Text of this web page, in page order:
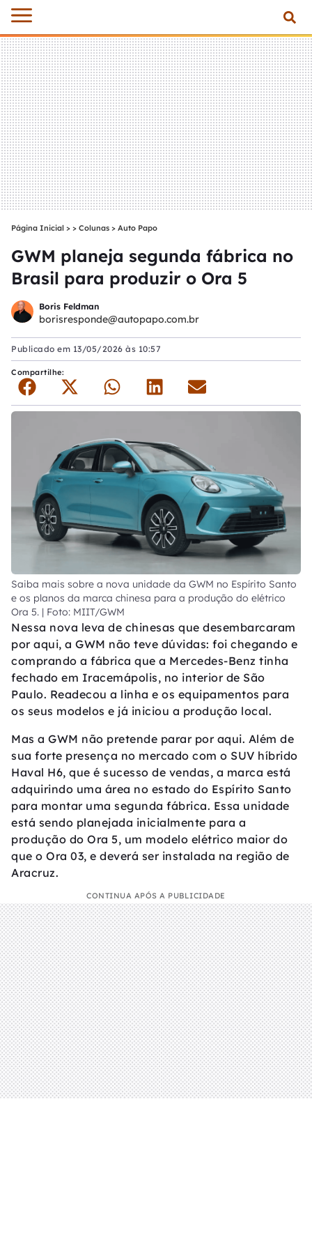
Página Inicial > Colunas > Auto Papo
GWM planeja segunda fábrica no
Brasil para produzir o Ora 5
Boris Feldman
borisresponde@autopapo.com.br
Publicado em 13/05/2026 às 10:57
Compartilhe:
Saiba mais sobre a nova unidade da GWM no Espírito Santo
e os planos da marca chinesa para a produção do elétrico
Ora 5. | Foto: MIIT/GWM
Nessa nova leva de chinesas que desembarcaram
por aqui, a GWM não teve dúvidas: foi chegando e
comprando a fábrica que a Mercedes-Benz tinha
fechado em Iracemápolis, no interior de São
Paulo. Readecou a linha e os equipamentos para
os seus modelos e já iniciou a produção local.
Mas a GWM não pretende parar por aqui. Além de
sua forte presença no mercado com o SUV híbrido
Haval H6, que é sucesso de vendas, a marca está
adquirindo uma área no estado do Espírito Santo
para montar uma segunda fábrica. Essa unidade
está sendo planejada inicialmente para a
produção do Ora 5, um modelo elétrico maior do
que o Ora 03, e deverá ser instalada na região de
Aracruz.
CONTINUA APÓS A PUBLICIDADE